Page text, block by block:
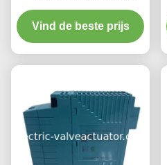
module CENTUM serie-
interface
Vind de beste prijs